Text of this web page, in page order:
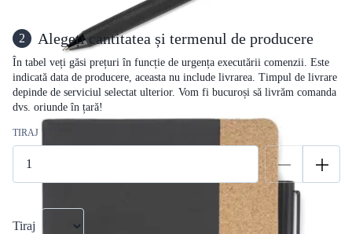
2 Alegeți cantitatea și termenul de producere
În tabel veți găsi prețuri în funcție de urgența executării comenzii. Este
indicată data de producere, aceasta nu include livrarea. Timpul de livrare
depinde de serviciul selectat ulterior. Vom fi bucuroși să livrăm comanda
dvs. oriunde în țară!
TIRAJ
Tiraj